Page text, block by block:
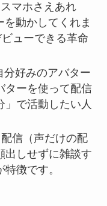
マホさえあれ
動かしてくれま
ューできる革命
分好みのアバター
ターを使って配信
」で活動したい人
信（声だけの配
出しせずに雑談す
徴です。